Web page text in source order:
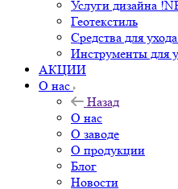
Услуги дизайна
Геотекстиль
Средства для
Инструменты для
АКЦИИ
О нас
Назад
О нас
О заводе
О продукции
Блог
Новости